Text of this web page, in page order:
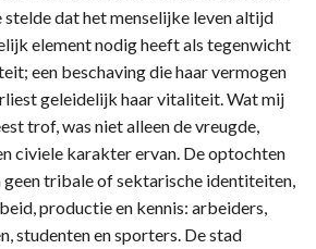
stelde dat het menselijke leven altijd
element nodig heeft als tegenwicht
een beschaving die haar vermogen
geleidelijk haar vitaliteit. Wat mij
trof, was niet alleen de vreugde,
civiele karakter ervan. De optochten
tribale of sektarische identiteiten,
productie en kennis: arbeiders,
studenten en sporters. De stad